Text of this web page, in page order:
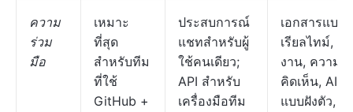
ความ
ร่วม
มือ
เหมาะ
ที่สุด
สำหรับทีม
ที่ใช้
GitHub +
ประสบการณ์
แชทสำหรับผู้
ใช้คนเดียว;
API สำหรับ
เครื่องมือทีม
เอกสารแบบ
เรียลไทม์,
งาน, ความ
คิดเห็น, AI
แบบฝังตัว,